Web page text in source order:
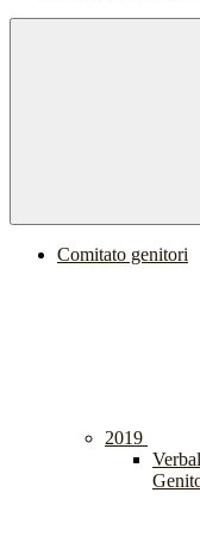
Comitato genitori
2019